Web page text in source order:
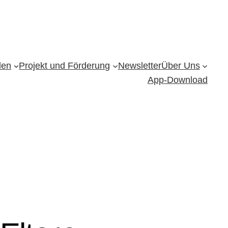
Projekt und Förderung NewsletterÜber Uns
App-Download